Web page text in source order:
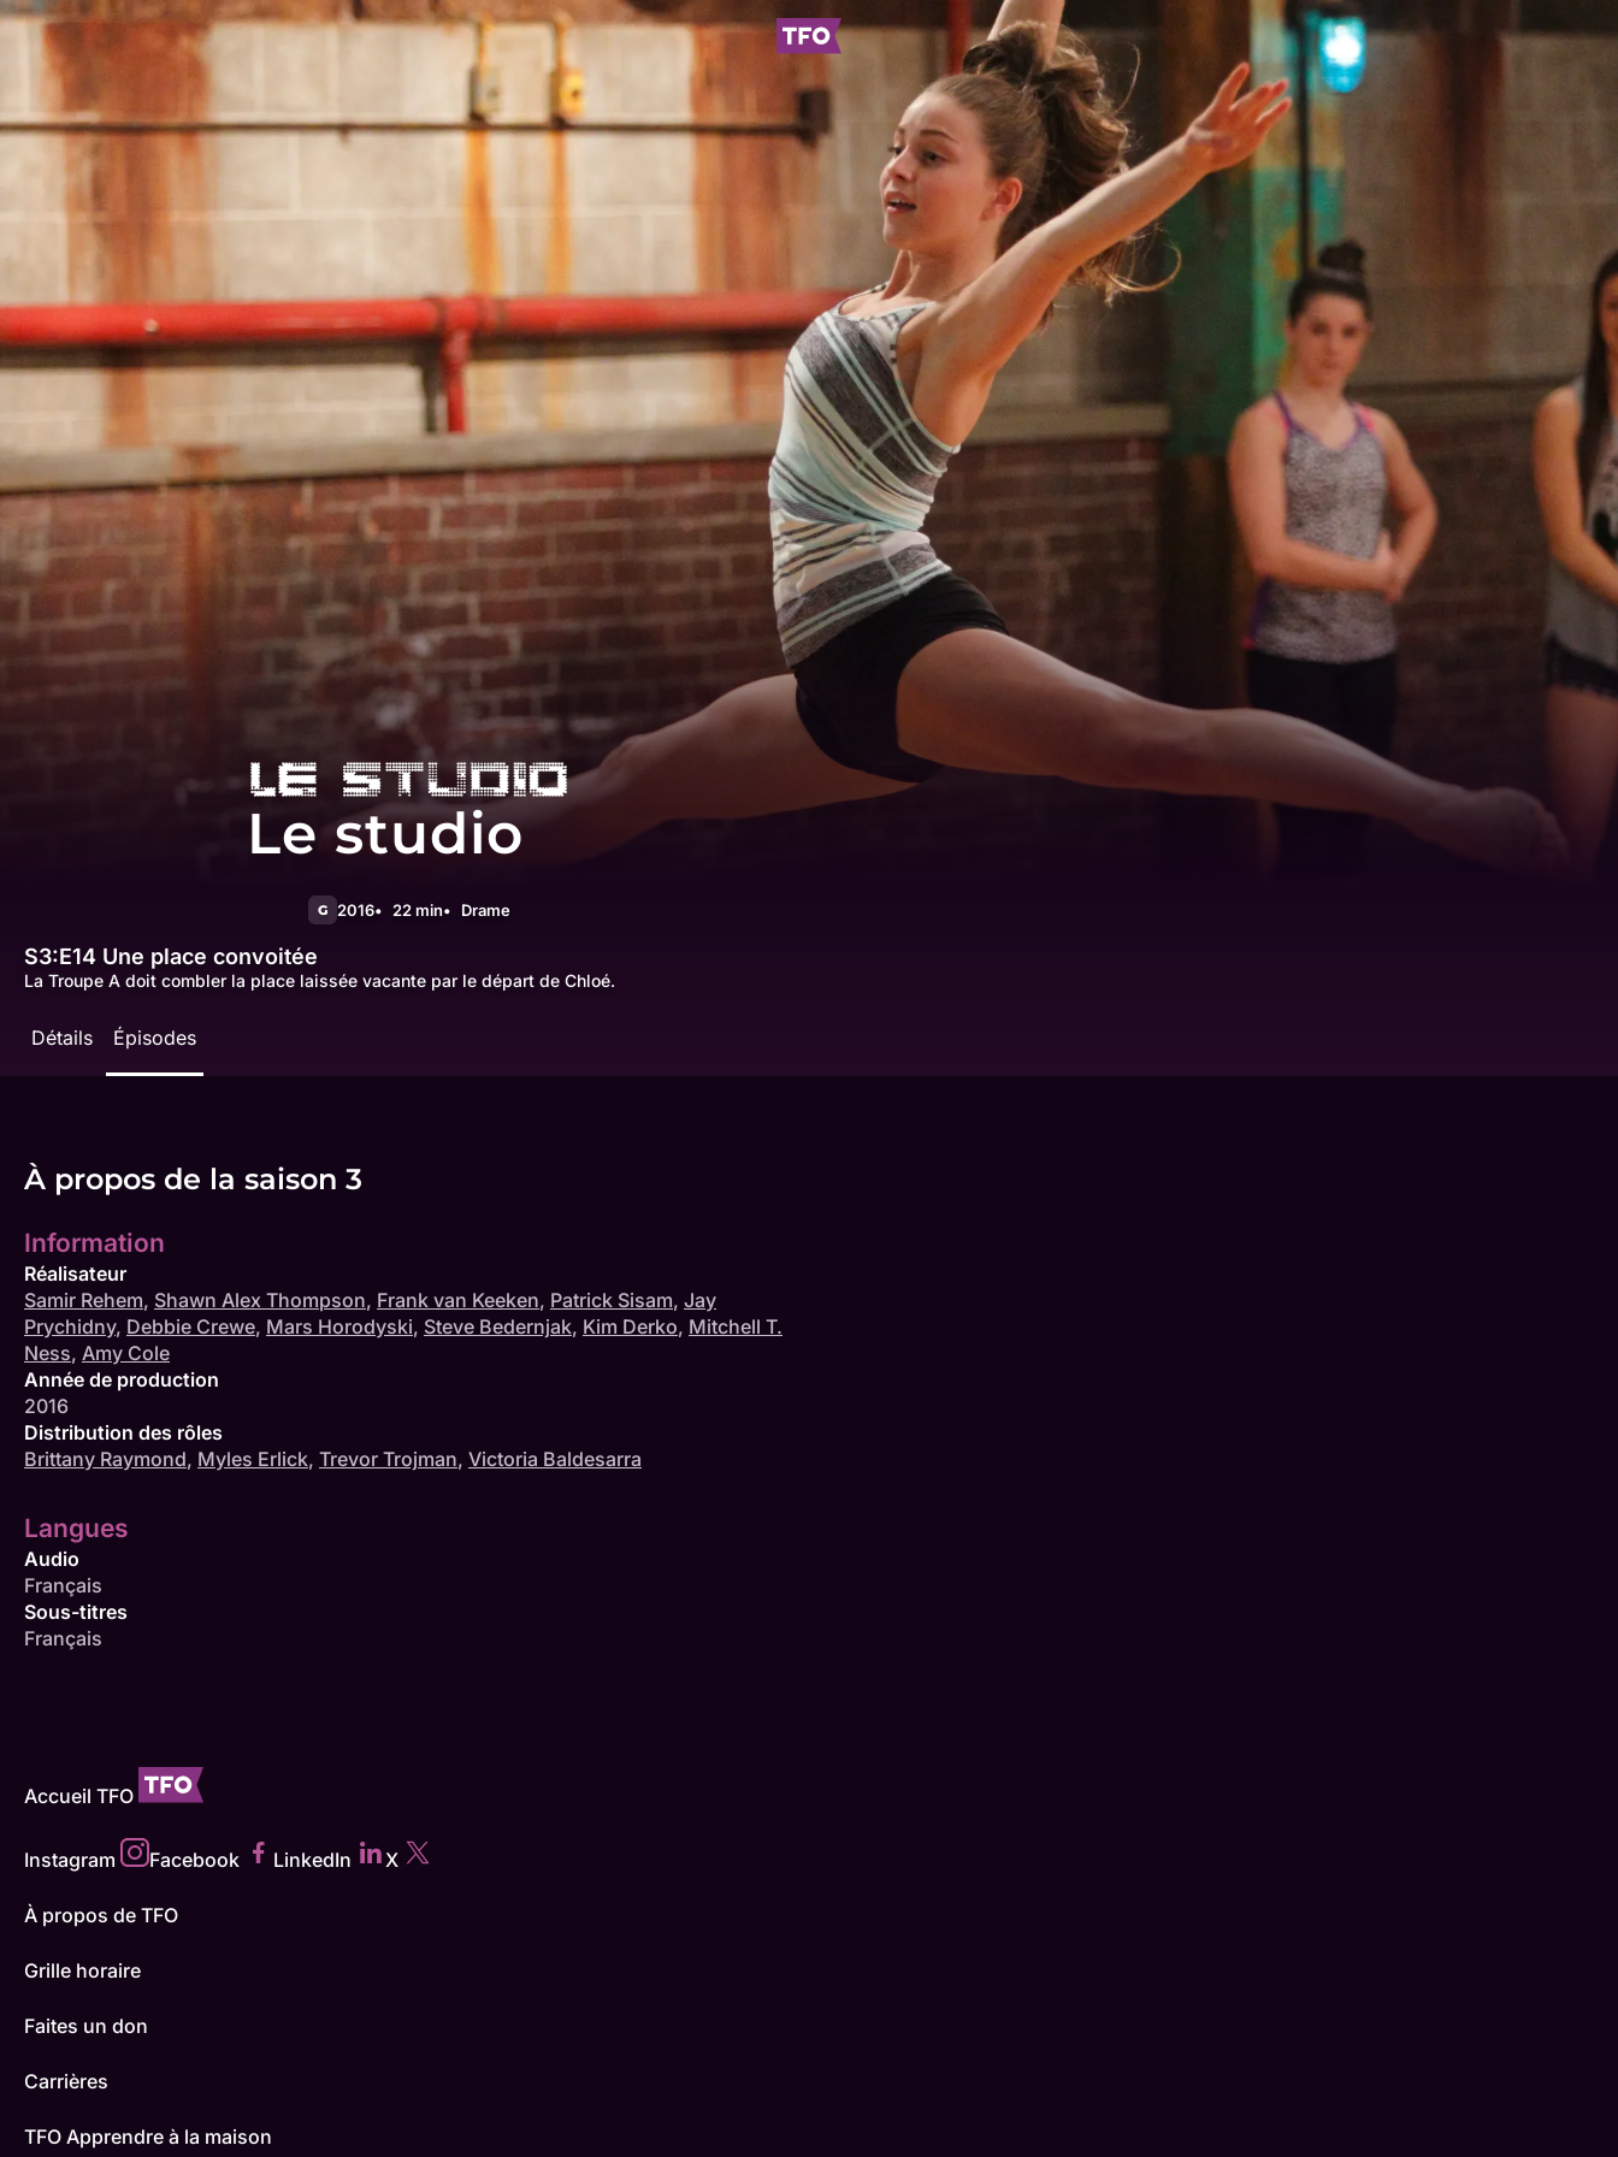
Le studio
G 2016 22 min Drame
S3:E14 Une place convoitée
La Troupe A doit combler la place laissée vacante par le départ de Chloé.
Détails Épisodes
À propos de la saison 3
Information
Réalisateur
Samir Rehem, Shawn Alex Thompson, Frank van Keeken, Patrick Sisam, Jay
Prychidny, Debbie Crewe, Mars Horodyski, Steve Bedernjak, Kim Derko, Mitchell T.
Ness, Amy Cole
Année de production
2016
Distribution des rôles
Brittany Raymond, Myles Erlick, Trevor Trojman, Victoria Baldesarra
Langues
Audio
Français
Sous-titres
Français
Accueil TFO
Instagram Facebook LinkedIn X
À propos de TFO
Grille horaire
Faites un don
Carrières
TFO Apprendre à la maison